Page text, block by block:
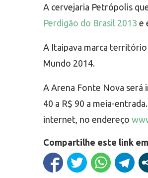
A cervejaria Petrópolis
Perdigão do Brasil 2013 e
A Itaipava marca
Mundo 2014.
A Arena Fonte Nova será
40 a R$ 90 a meia-
internet, no endereço
Compartilhe este link